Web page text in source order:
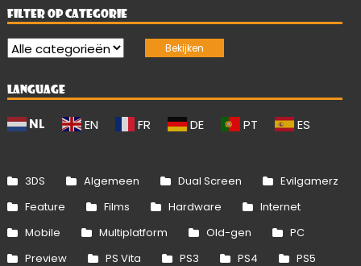
FILTER OP CATEGORIE
LANGUAGE
NL EN FR DE PT ES
3DS Algemeen Dual Screen
Evilgamerz
Feature
Films Hardware
Internet
Mobile
Multiplatform Old-gen
PC
Preview
PS Vita PS3 PS4 PS5